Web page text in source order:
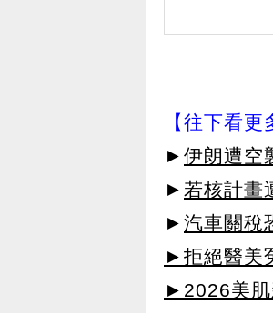
【往下看更
► 伊朗遭空
► 若核計畫
► 汽車關稅
►拒絕醫美
►2026美肌